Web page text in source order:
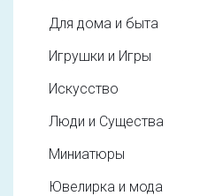
Для дома и быта
Игрушки и Игры
Искусство
Люди и Существа
Миниатюры
Ювелирка и мода